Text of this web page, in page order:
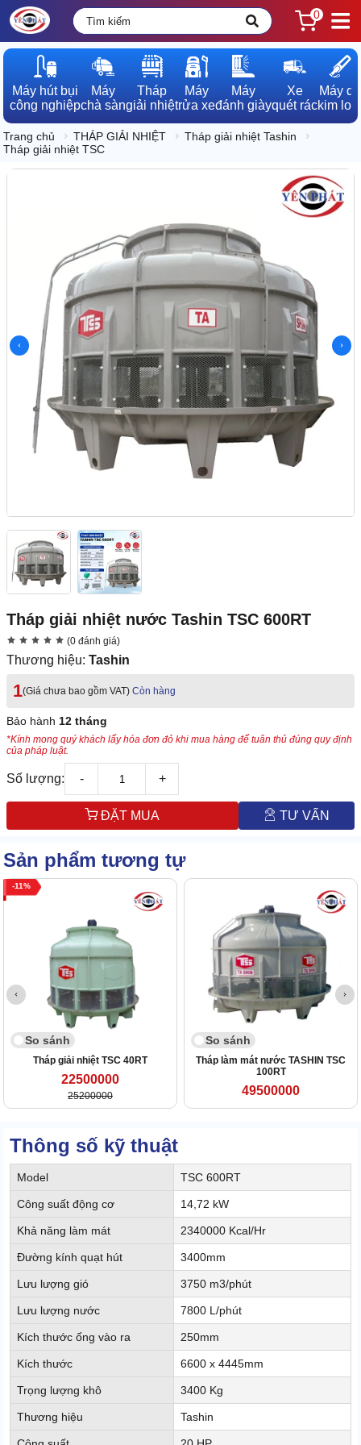
0
Máy hút bụi
công nghiệp
Máy
chà sàn
Tháp
giải nhiệt
Máy
rửa xe
Máy
đánh giày
Xe
quét rác
Máy dò
kim loại
Trang chủ THÁP GIẢI NHIỆT
Tháp giải nhiệt Tashin
Tháp giải nhiệt TSC
Tháp giải nhiệt nước Tashin TSC 600RT
(0 đánh giá)
Thương hiệu: Tashin
1(Giá chưa bao gồm VAT) Còn hàng
Bảo hành 12 tháng
*Kính mong quý khách lấy hóa đơn đỏ khi mua hàng để tuân thủ đúng quy định
của pháp luật.
Số lượng: - +
ĐẶT MUA TƯ VẤN
Sản phẩm tương tự
11
So sánh
Tháp giải nhiệt TSC 40RT
22500000
25200000
So sánh
Tháp làm mát nước TASHIN TSC
100RT
49500000
Thông số kỹ thuật
Model TSC 600RT
Công suất động cơ 14,72 kW
Khả năng làm mát 2340000 Kcal/Hr
Đường kính quạt hút 3400mm
Lưu lượng gió 3750 m3/phút
Lưu lượng nước 7800 L/phút
Kích thước ống vào ra 250mm
Kích thước 6600 x 4445mm
Trọng lượng khô 3400 Kg
Thương hiệu Tashin